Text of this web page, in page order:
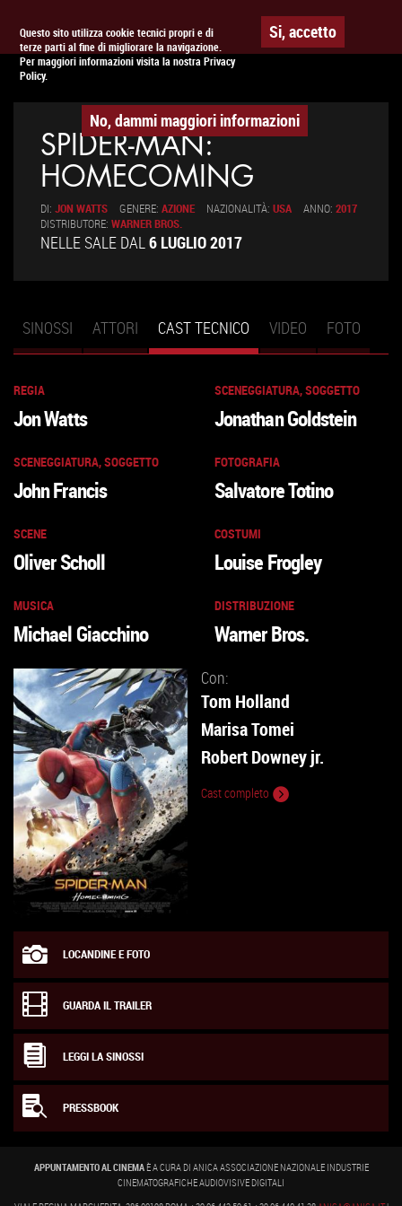
Questo sito utilizza cookie tecnici propri e di
terze parti al fine di migliorare la navigazione.
Per maggiori informazioni visita la nostra Privacy
Policy.
Si, accetto
No, dammi maggiori informazioni
APPUNTAMENTO AL CINEMA
SPIDER-MAN:
HOMECOMING
DI: JON WATTS GENERE: AZIONE NAZIONALITÀ: USA ANNO: 2017
DISTRIBUTORE: WARNER BROS.
NELLE SALE DAL6 LUGLIO 2017
Schede primarie
SINOSSI ATTORI CAST TECNICO (SCHEDA
ATTIVA)
VIDEO FOTO
REGIA
Jon Watts
SCENEGGIATURA, SOGGETTO
Jonathan Goldstein
SCENEGGIATURA, SOGGETTO
John Francis
FOTOGRAFIA
Salvatore Totino
SCENE
Oliver Scholl
COSTUMI
Louise Frogley
MUSICA
Michael Giacchino
DISTRIBUZIONE
Warner Bros.
Con:
Tom Holland
Marisa Tomei
Robert Downey jr.
Cast completo
LOCANDINE E FOTO
GUARDA IL TRAILER
LEGGI LA SINOSSI
PRESSBOOK
APPUNTAMENTO AL CINEMAÈ A CURA DI ANICA ASSOCIAZIONE NAZIONALE INDUSTRIE
CINEMATOGRAFICHE AUDIOVISIVE DIGITALI